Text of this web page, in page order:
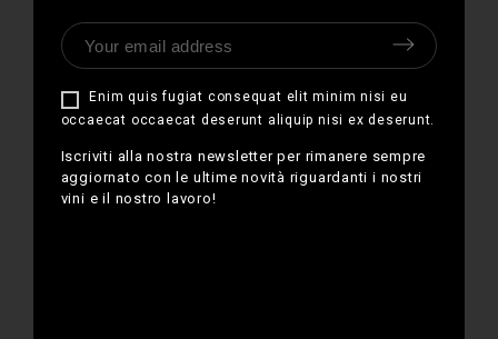
Enim quis fugiat consequat elit minim nisi eu
occaecat occaecat deserunt aliquip nisi ex deserunt.
Iscriviti alla nostra newsletter per rimanere sempre
aggiornato con le ultime novità riguardanti i nostri
vini e il nostro lavoro!